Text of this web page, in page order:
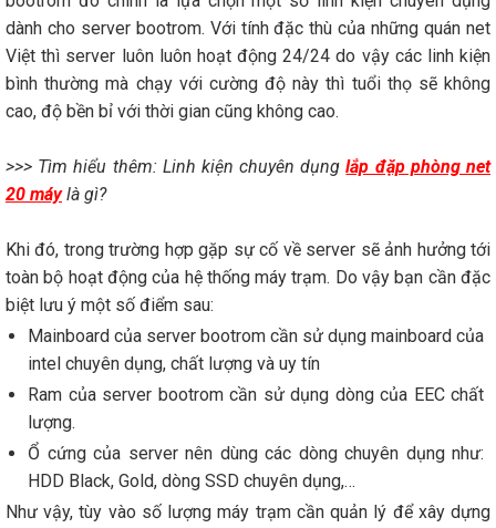
dành cho server bootrom. Với tính đặc thù của những quán net
Việt thì server luôn luôn hoạt động 24/24 do vậy các linh kiện
bình thường mà chạy với cường độ này thì tuổi thọ sẽ không
cao, độ bền bỉ với thời gian cũng không cao.
>>> Tìm hiểu thêm: Linh kiện chuyên dụnglắp đặp phòng net
20 máylà gì?
Khi đó, trong trường hợp gặp sự cố về server sẽ ảnh hưởng tới
toàn bộ hoạt động của hệ thống máy trạm. Do vậy bạn cần đặc
biệt lưu ý một số điểm sau:
Mainboard của server bootrom cần sử dụng mainboard của
intel chuyên dụng, chất lượng và uy tín
Ram của server bootrom cần sử dụng dòng của EEC chất
lượng.
Ổ cứng của server nên dùng các dòng chuyên dụng như:
HDD Black, Gold, dòng SSD chuyên dụng,…
Như vậy, tùy vào số lượng máy trạm cần quản lý để xây dựng